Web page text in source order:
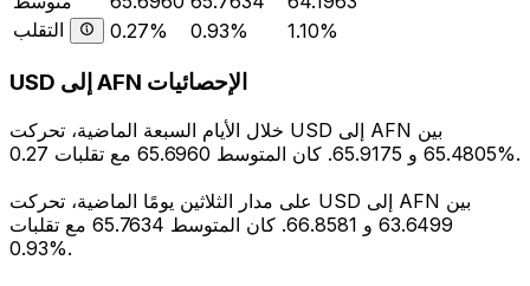
التقلب
0.27% 0.93% 1.10%
USD إلى AFN الإحصائيات
خلال الأيام السبعة الماضية، تحركت USD إلى AFN بين
65.4805 و 65.9175. كان المتوسط 65.6960 مع تقلبات 0.27%.
على مدار الثلاثين يومًا الماضية، تحركت USD إلى AFN بين
63.6499 و 66.8581. كان المتوسط 65.7634 مع تقلبات
0.93%.